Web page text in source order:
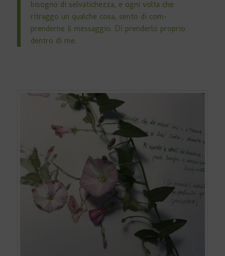
bisogno di selvatichezza, e ogni volta che
ritraggo un qualche cosa, sento di com-
prenderne il messaggio. Di prenderlo proprio
dentro di me.